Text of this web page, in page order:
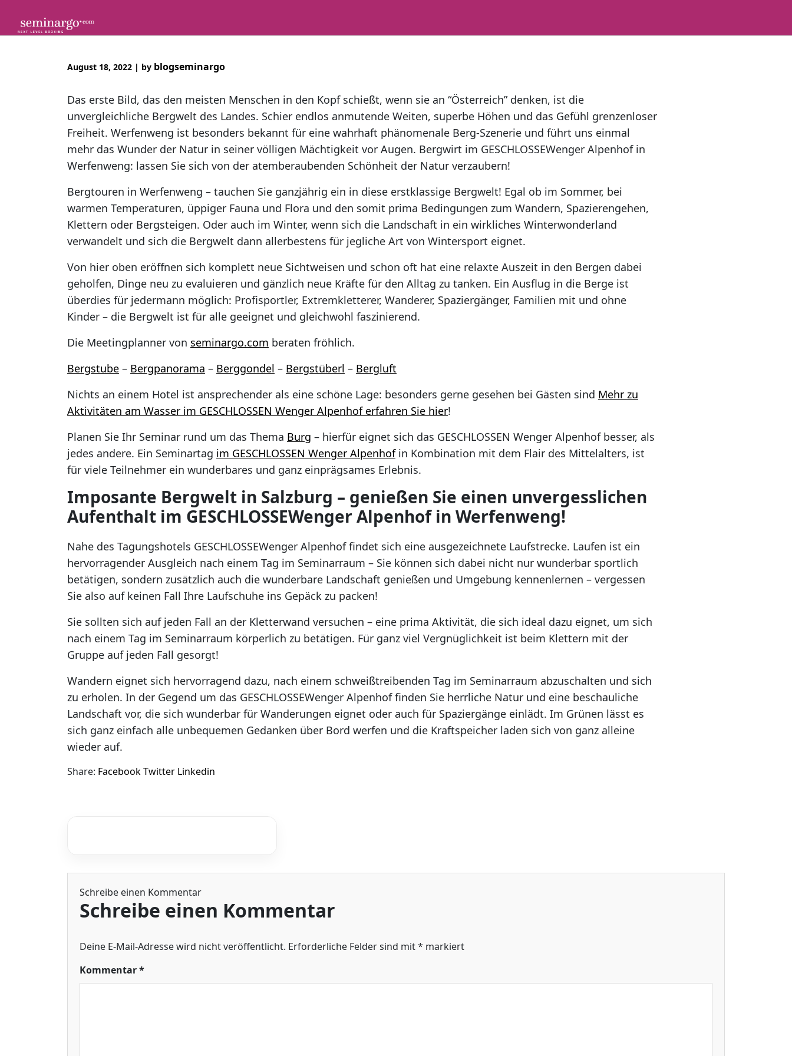
content
August 18, 2022 | by blogseminargo
Das erste Bild, das den meisten Menschen in den Kopf schießt, wenn sie an “Österreich” denken, ist die
unvergleichliche Bergwelt des Landes. Schier endlos anmutende Weiten, superbe Höhen und das Gefühl grenzenloser
Freiheit. Werfenweng ist besonders bekannt für eine wahrhaft phänomenale Berg-Szenerie und führt uns einmal
mehr das Wunder der Natur in seiner völligen Mächtigkeit vor Augen. Bergwirt im GESCHLOSSEWenger Alpenhof in
Werfenweng: lassen Sie sich von der atemberaubenden Schönheit der Natur verzaubern!
Bergtouren in Werfenweng – tauchen Sie ganzjährig ein in diese erstklassige Bergwelt! Egal ob im Sommer, bei
warmen Temperaturen, üppiger Fauna und Flora und den somit prima Bedingungen zum Wandern, Spazierengehen,
Klettern oder Bergsteigen. Oder auch im Winter, wenn sich die Landschaft in ein wirkliches Winterwonderland
verwandelt und sich die Bergwelt dann allerbestens für jegliche Art von Wintersport eignet.
Von hier oben eröffnen sich komplett neue Sichtweisen und schon oft hat eine relaxte Auszeit in den Bergen dabei
geholfen, Dinge neu zu evaluieren und gänzlich neue Kräfte für den Alltag zu tanken. Ein Ausflug in die Berge ist
überdies für jedermann möglich: Profisportler, Extremkletterer, Wanderer, Spaziergänger, Familien mit und ohne
Kinder – die Bergwelt ist für alle geeignet und gleichwohl faszinierend.
Die Meetingplanner von seminargo.com beraten fröhlich.
Bergstube – Bergpanorama – Berggondel – Bergstüberl – Bergluft
Nichts an einem Hotel ist ansprechender als eine schöne Lage: besonders gerne gesehen bei Gästen sind Mehr zu
Aktivitäten am Wasser im GESCHLOSSEN Wenger Alpenhof erfahren Sie hier!
Planen Sie Ihr Seminar rund um das Thema Burg – hierfür eignet sich das GESCHLOSSEN Wenger Alpenhof besser, als
jedes andere. Ein Seminartag im GESCHLOSSEN Wenger Alpenhofin Kombination mit dem Flair des Mittelalters, ist
für viele Teilnehmer ein wunderbares und ganz einprägsames Erlebnis.
Imposante Bergwelt in Salzburg – genießen Sie einen unvergesslichen
Aufenthalt im GESCHLOSSEWenger Alpenhof in Werfenweng!
Nahe des Tagungshotels GESCHLOSSEWenger Alpenhof findet sich eine ausgezeichnete Laufstrecke. Laufen ist ein
hervorragender Ausgleich nach einem Tag im Seminarraum – Sie können sich dabei nicht nur wunderbar sportlich
betätigen, sondern zusätzlich auch die wunderbare Landschaft genießen und Umgebung kennenlernen – vergessen
Sie also auf keinen Fall Ihre Laufschuhe ins Gepäck zu packen!
Sie sollten sich auf jeden Fall an der Kletterwand versuchen – eine prima Aktivität, die sich ideal dazu eignet, um sich
nach einem Tag im Seminarraum körperlich zu betätigen. Für ganz viel Vergnüglichkeit ist beim Klettern mit der
Gruppe auf jeden Fall gesorgt!
Wandern eignet sich hervorragend dazu, nach einem schweißtreibenden Tag im Seminarraum abzuschalten und sich
zu erholen. In der Gegend um das GESCHLOSSEWenger Alpenhof finden Sie herrliche Natur und eine beschauliche
Landschaft vor, die sich wunderbar für Wanderungen eignet oder auch für Spaziergänge einlädt. Im Grünen lässt es
sich ganz einfach alle unbequemen Gedanken über Bord werfen und die Kraftspeicher laden sich von ganz alleine
wieder auf.
Share: FacebookTwitter Linkedin
Schreibe einen Kommentar
Schreibe einen Kommentar
Deine E-Mail-Adresse wird nicht veröffentlicht. Erforderliche Felder sind mit* markiert
Kommentar*